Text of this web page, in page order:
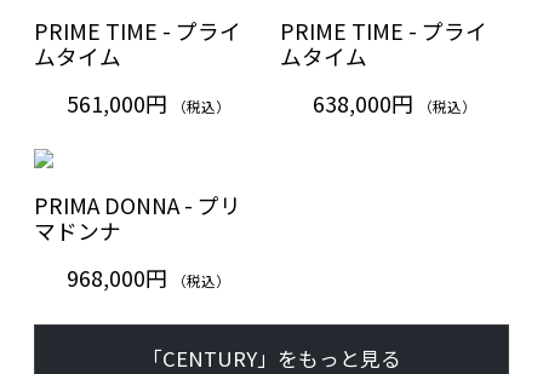
PRIME TIME - プライ
ムタイム
561,000円
（税込）
PRIME TIME - プライ
ムタイム
638,000円
（税込）
PRIMA DONNA - プリ
マドンナ
968,000円
（税込）
「CENTURY」をもっと見る